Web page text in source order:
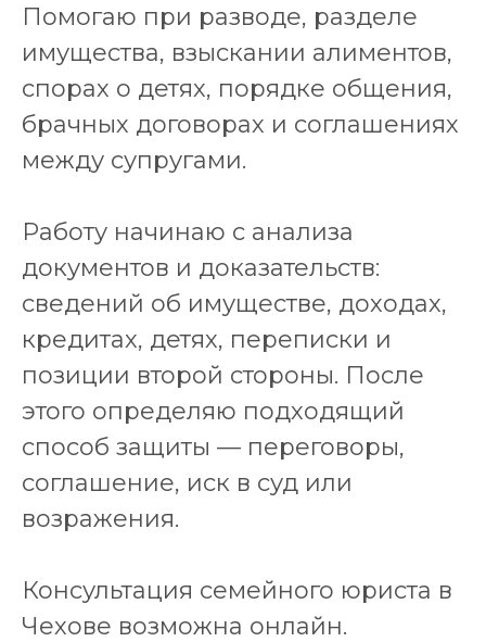
Помогаю при разводе, разделе
имущества, взыскании алиментов,
спорах о детях, порядке общения,
брачных договорах и соглашениях
между супругами.
Работу начинаю с анализа
документов и доказательств:
сведений об имуществе, доходах,
кредитах, детях, переписки и
позиции второй стороны. После
этого определяю подходящий
способ защиты — переговоры,
соглашение, иск в суд или
возражения.
Консультация семейного юриста в
Чехове возможна онлайн.